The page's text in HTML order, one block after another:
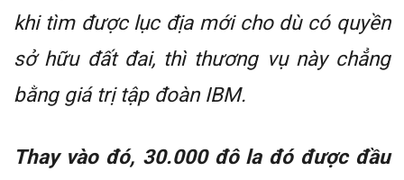
khi tìm được lục địa mới cho dù có quyền
sở hữu đất đai, thì thương vụ này chẳng
bằng giá trị tập đoàn IBM.
Thay vào đó, 30.000 đô la đó được đầu